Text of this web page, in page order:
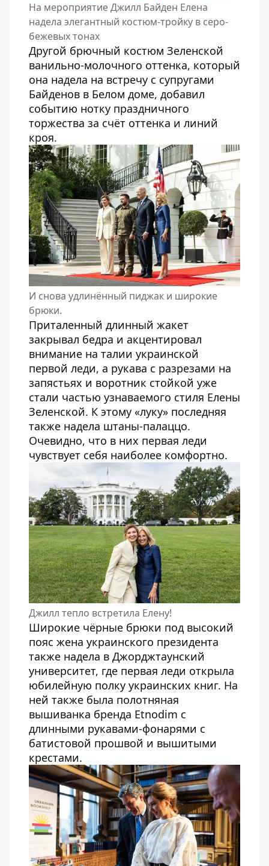
На мероприятие Джилл Байден Елена
надела элегантный костюм-тройку в серо-
бежевых тонах
Другой брючный костюм Зеленской
ванильно-молочного оттенка, который
она надела на встречу с супругами
Байденов в Белом доме, добавил
событию нотку праздничного
торжества за счёт оттенка и линий
кроя.
И снова удлинённый пиджак и широкие
брюки.
Приталенный длинный жакет
закрывал бедра и акцентировал
внимание на талии украинской
первой леди, а рукава с разрезами на
запястьях и воротник стойкой уже
стали частью узнаваемого стиля Елены
Зеленской. К этому «луку» последняя
также надела штаны-палаццо.
Очевидно, что в них первая леди
чувствует себя наиболее комфортно.
Джилл тепло встретила Елену!
Широкие чёрные брюки под высокий
пояс жена украинского президента
также надела в Джорджтаунский
университет, где первая леди открыла
юбилейную полку украинских книг. На
ней также была полотняная
вышиванка бренда Etnodim с
длинными рукавами-фонарями с
батистовой прошвой и вышитыми
крестами.